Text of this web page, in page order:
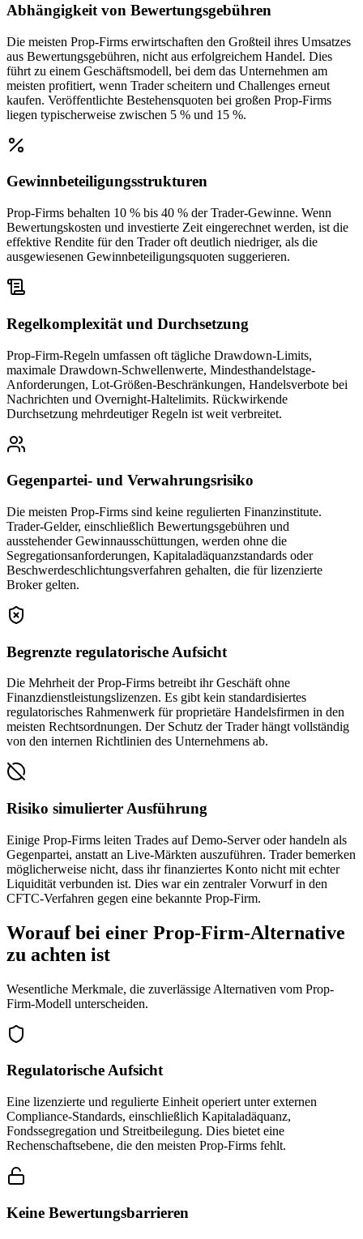
Abhängigkeit von Bewertungsgebühren
Die meisten Prop-Firms erwirtschaften den Großteil ihres Umsatzes
aus Bewertungsgebühren, nicht aus erfolgreichem Handel. Dies
führt zu einem Geschäftsmodell, bei dem das Unternehmen am
meisten profitiert, wenn Trader scheitern und Challenges erneut
kaufen. Veröffentlichte Bestehensquoten bei großen Prop-Firms
liegen typischerweise zwischen 5 % und 15 %.
Gewinnbeteiligungsstrukturen
Prop-Firms behalten 10 % bis 40 % der Trader-Gewinne. Wenn
Bewertungskosten und investierte Zeit eingerechnet werden, ist die
effektive Rendite für den Trader oft deutlich niedriger, als die
ausgewiesenen Gewinnbeteiligungsquoten suggerieren.
Regelkomplexität und Durchsetzung
Prop-Firm-Regeln umfassen oft tägliche Drawdown-Limits,
maximale Drawdown-Schwellenwerte, Mindesthandelstage-
Anforderungen, Lot-Größen-Beschränkungen, Handelsverbote bei
Nachrichten und Overnight-Haltelimits. Rückwirkende
Durchsetzung mehrdeutiger Regeln ist weit verbreitet.
Gegenpartei- und Verwahrungsrisiko
Die meisten Prop-Firms sind keine regulierten Finanzinstitute.
Trader-Gelder, einschließlich Bewertungsgebühren und
ausstehender Gewinnausschüttungen, werden ohne die
Segregationsanforderungen, Kapitaladäquanzstandards oder
Beschwerdeschlichtungsverfahren gehalten, die für lizenzierte
Broker gelten.
Begrenzte regulatorische Aufsicht
Die Mehrheit der Prop-Firms betreibt ihr Geschäft ohne
Finanzdienstleistungslizenzen. Es gibt kein standardisiertes
regulatorisches Rahmenwerk für proprietäre Handelsfirmen in den
meisten Rechtsordnungen. Der Schutz der Trader hängt vollständig
von den internen Richtlinien des Unternehmens ab.
Risiko simulierter Ausführung
Einige Prop-Firms leiten Trades auf Demo-Server oder handeln als
Gegenpartei, anstatt an Live-Märkten auszuführen. Trader bemerken
möglicherweise nicht, dass ihr finanziertes Konto nicht mit echter
Liquidität verbunden ist. Dies war ein zentraler Vorwurf in den
CFTC-Verfahren gegen eine bekannte Prop-Firm.
Worauf bei einer Prop-Firm-Alternative
zu achten ist
Wesentliche Merkmale, die zuverlässige Alternativen vom Prop-
Firm-Modell unterscheiden.
Regulatorische Aufsicht
Eine lizenzierte und regulierte Einheit operiert unter externen
Compliance-Standards, einschließlich Kapitaladäquanz,
Fondssegregation und Streitbeilegung. Dies bietet eine
Rechenschaftsebene, die den meisten Prop-Firms fehlt.
Keine Bewertungsbarrieren